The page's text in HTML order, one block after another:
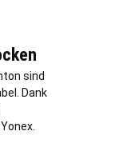
sind
Dank